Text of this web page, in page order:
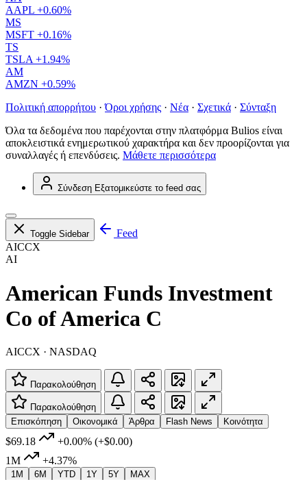
AAPL +0.60%
MS
MSFT +0.16%
TS
TSLA +1.94%
AM
AMZN +0.59%
Πολιτική απορρήτου · Όροι χρήσης · Νέα · Σχετικά · Σύνταξη
Όλα τα δεδομένα που παρέχονται στην πλατφόρμα Bulios είναι
αποκλειστικά ενημερωτικού χαρακτήρα και δεν προορίζονται για
συναλλαγές ή επενδύσεις. Μάθετε περισσότερα
Σύνδεση Εξατομικεύστε το feed σας
Toggle Sidebar
Feed
AICCX
AI
American Funds Investment
Co of America C
AICCX · NASDAQ
Παρακολούθηση
Παρακολούθηση
Επισκόπηση
Οικονομικά Άρθρα Flash News Κοινότητα
$69.18 +0.00% (+$0.00)
1M
+4.37%
1M 6M YTD 1Y 5Y MAX